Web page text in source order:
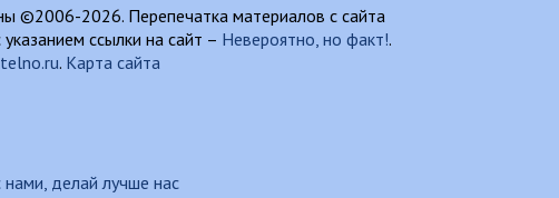
©2006-2026. Перепечатка материалов с сайта
ссылки на сайт – Невероятно, но факт!.
. Карта сайта
делай лучше нас